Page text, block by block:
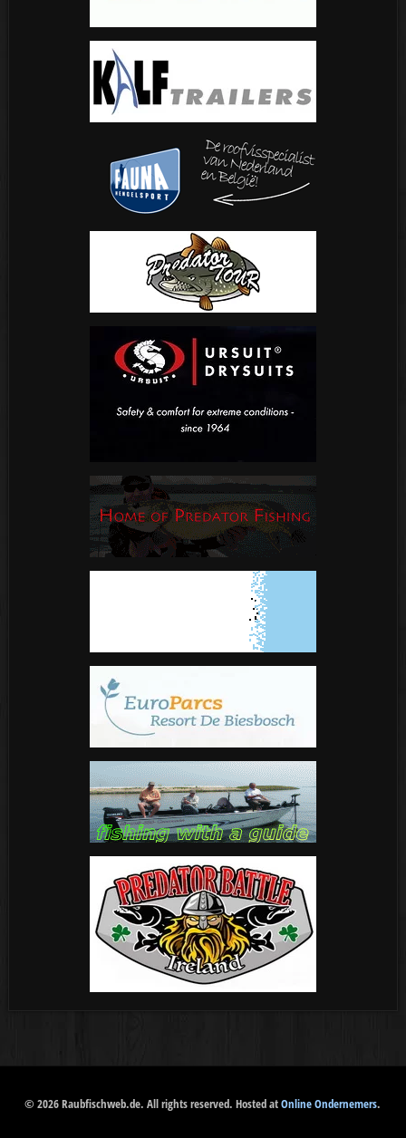
© 2026 Raubfischweb.de. All rights reserved. Hosted atOnline Ondernemers.